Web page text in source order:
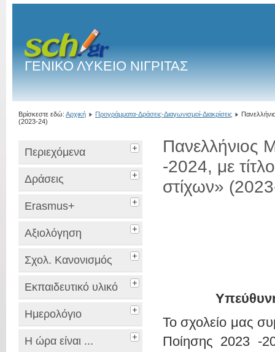
ΓΕΝΙΚΟ ΛΥΚΕΙΟ ΝΙΓΡΙΤΑΣ
Βρίσκεστε εδώ: Αρχική Προγράμματα-Δράσεις-Διαγωνισμοί-Διακρίσεις
(2023-24)
Περιεχόμενα
Δράσεις
Erasmus+
Αξιολόγηση
Σχολ. Κανονισμός
Εκπαιδευτικό υλικό
Ημερολόγιο
Η ώρα είναι ...
Πανελλήνιος
-2024, με
στίχων»
Το σχολείο μας
Ποίησης 2023 -